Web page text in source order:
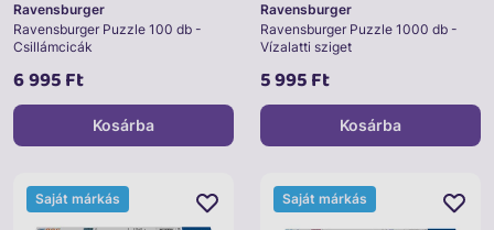
Ravensburger
Ravensburger Puzzle 100 db -
Csillámcicák
6 995 Ft
Kosárba
Ravensburger
Ravensburger Puzzle 1000 db -
Vízalatti sziget
5 995 Ft
Kosárba
Saját márkás Saját márkás